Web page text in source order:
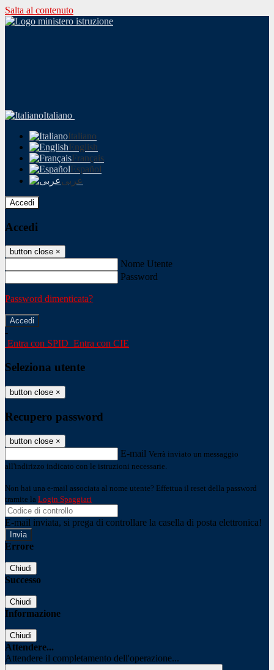
Salta al contenuto
Italiano
Italiano
English
Français
Español
عربى
Accedi
Accedi
button close ×
Nome Utente
Password
Password dimenticata?
-
Entra con SPID Entra con CIE
Seleziona utente
button close ×
Recupero password
button close ×
E-mail Verrà inviato un messaggio
all'indirizzo indicato con le istruzioni necessarie.
Non hai una e-mail associata al nome utente? Effettua il reset della password
tramite la Login Spaggiari
E-mail inviata, si prega di controllare la casella di posta elettronica!
Errore
Chiudi
Successo
Chiudi
Informazione
Chiudi
Attendere...
Attendere il completamento dell'operazione...